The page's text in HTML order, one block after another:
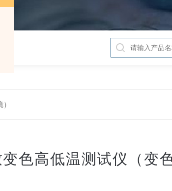
变色高低温测试仪（变